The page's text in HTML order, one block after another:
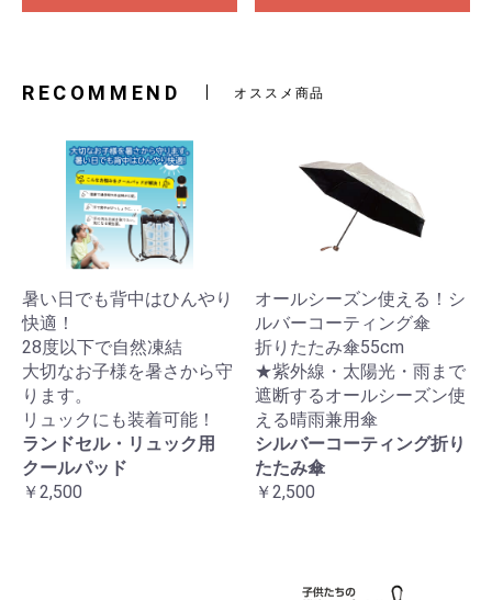
RECOMMEND オススメ商品
暑い日でも背中はひんやり
快適！
28度以下で自然凍結
大切なお子様を暑さから守
ります。
リュックにも装着可能！
ランドセル・リュック用
クールパッド
￥2,500
オールシーズン使える！シ
ルバーコーティング傘
折りたたみ傘55cm
★紫外線・太陽光・雨まで
遮断するオールシーズン使
える晴雨兼用傘
シルバーコーティング折り
たたみ傘
￥2,500